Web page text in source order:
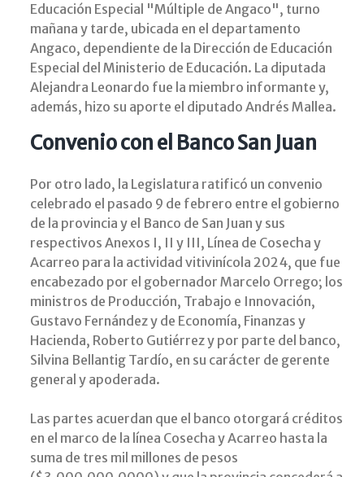
Educación Especial "Múltiple de Angaco", turno
mañana y tarde, ubicada en el departamento
Angaco, dependiente de la Dirección de Educación
Especial del Ministerio de Educación. La diputada
Alejandra Leonardo fue la miembro informante y,
además, hizo su aporte el diputado Andrés Mallea.
Convenio con el Banco San Juan
Por otro lado, la Legislatura ratificó un convenio
celebrado el pasado 9 de febrero entre el gobierno
de la provincia y el Banco de San Juan y sus
respectivos Anexos I, II y III, Línea de Cosecha y
Acarreo para la actividad vitivinícola 2024, que fue
encabezado por el gobernador Marcelo Orrego; los
ministros de Producción, Trabajo e Innovación,
Gustavo Fernández y de Economía, Finanzas y
Hacienda, Roberto Gutiérrez y por parte del banco,
Silvina Bellantig Tardío, en su carácter de gerente
general y apoderada.
Las partes acuerdan que el banco otorgará créditos
en el marco de la línea Cosecha y Acarreo hasta la
suma de tres mil millones de pesos